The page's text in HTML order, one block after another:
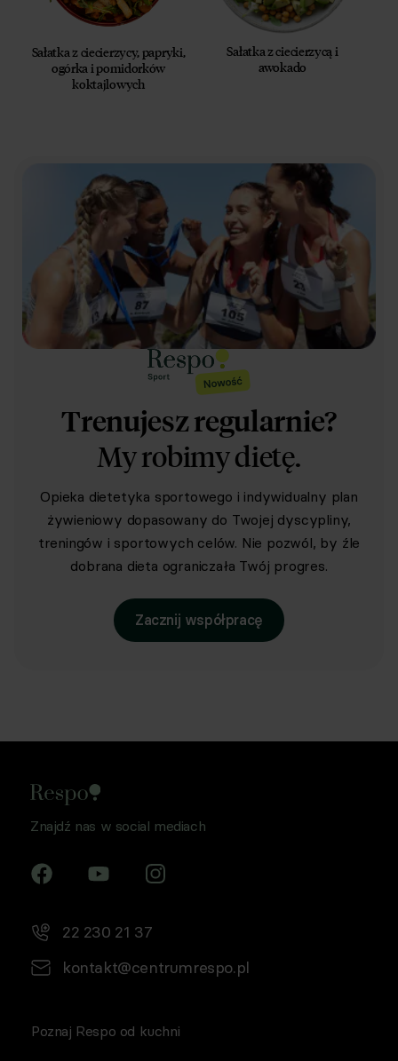
Sałatka z ciecierzycy, papryki,
ogórka i pomidorków
koktajlowych
Sałatka z ciecierzycą i
awokado
Trenujesz regularnie?
My robimy dietę.
Opieka dietetyka sportowego i indywidualny plan
żywieniowy dopasowany do Twojej dyscypliny,
treningów i sportowych celów. Nie pozwól, by źle
dobrana dieta ograniczała Twój progres.
Zacznij współpracę
Znajdź nas w social mediach
22 230 21 37
kontakt@centrumrespo.pl
Poznaj Respo od kuchni